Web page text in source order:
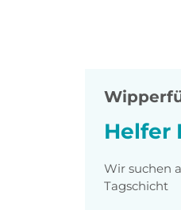
Helfer
Wir suchen
Tagschicht